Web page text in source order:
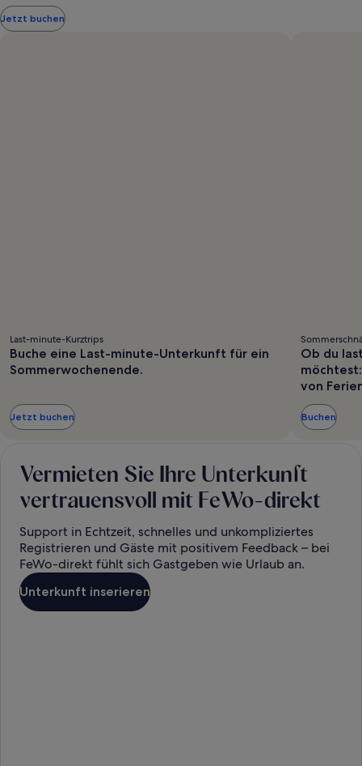
siehe
weitere
Jetzt buchen
Last-minute-Kurztrips
Buche eine Last-minute-Unterkunft für ein
Sommerwochenende.
Jetzt buchen
Ob du
von
Buchen
Vermieten Sie Ihre Unterkunft
vertrauensvoll mit FeWo-direkt
Support in Echtzeit, schnelles und unkompliziertes
Registrieren und Gäste mit positivem Feedback – bei
FeWo-direkt fühlt sich Gastgeben wie Urlaub an.
Unterkunft inserieren